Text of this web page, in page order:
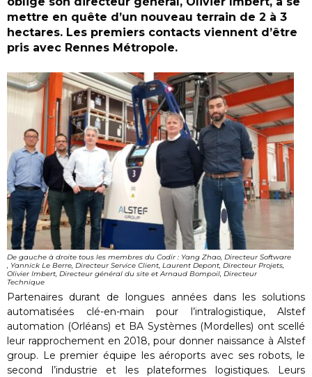
mettre en quête d’un nouveau terrain de 2 à 3
hectares. Les premiers contacts viennent d’être
pris avec Rennes Métropole.
De gauche à droite tous les membres du Codir : Yang Zhao, Directeur Software
, Yannick Le Berre, Directeur Service Client, Laurent Depont, Directeur Projets,
Olivier Imbert, Directeur général du site et Arnaud Bompoil, Directeur
Technique
Partenaires durant de longues années dans les solutions
automatisées clé-en-main pour l’intralogistique, Alstef
automation (Orléans) et BA Systèmes (Mordelles) ont scellé
leur rapprochement en 2018, pour donner naissance à Alstef
group. Le premier équipe les aéroports avec ses robots, le
second l’industrie et les plateformes logistiques. Leurs